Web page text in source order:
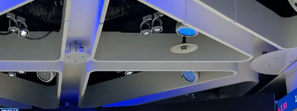
發紫」降雨熱區曝